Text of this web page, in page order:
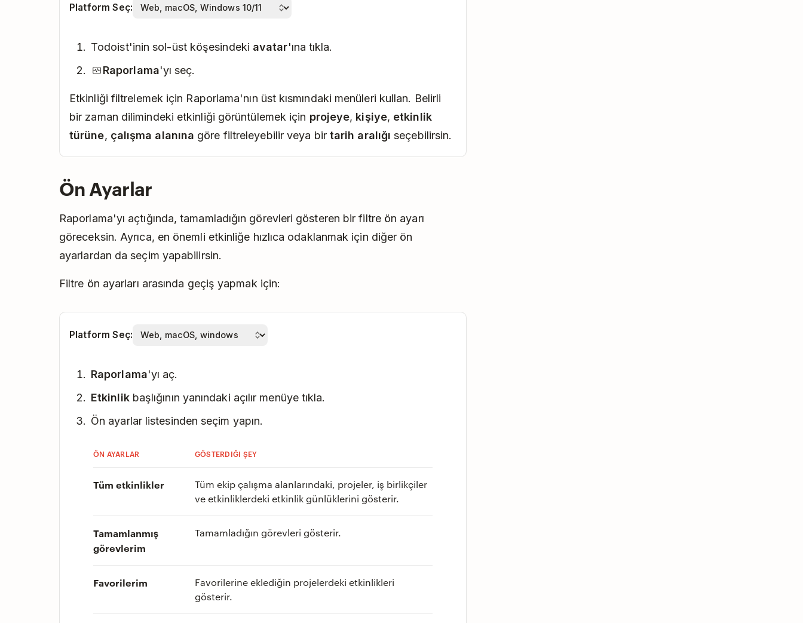
Platform Seç:
Todoist'inin sol-üst köşesindeki avatar'ına tıkla.
Raporlama'yı seç.
Etkinliği filtrelemek için Raporlama'nın üst kısmındaki menüleri kullan. Belirli
bir zaman dilimindeki etkinliği görüntülemek için projeye, kişiye, etkinlik
türüne, çalışma alanına göre filtreleyebilir veya bir tarih aralığı seçebilirsin.
Ön Ayarlar
Raporlama'yı açtığında, tamamladığın görevleri gösteren bir filtre ön ayarı
göreceksin. Ayrıca, en önemli etkinliğe hızlıca odaklanmak için diğer ön
ayarlardan da seçim yapabilirsin.
Filtre ön ayarları arasında geçiş yapmak için:
Platform Seç:
Raporlama'yı aç.
Etkinlikbaşlığının yanındaki açılır menüye tıkla.
Ön ayarlar listesinden seçim yapın.
ÖN AYARLAR GÖSTERDIĞI ŞEY
Tüm etkinlikler
Tüm ekip çalışma alanlarındaki, projeler, iş birlikçiler
ve etkinliklerdeki etkinlik günlüklerini gösterir.
Tamamlanmış
görevlerim
Tamamladığın görevleri gösterir.
Favorilerim
Favorilerine eklediğin projelerdeki etkinlikleri
gösterir.